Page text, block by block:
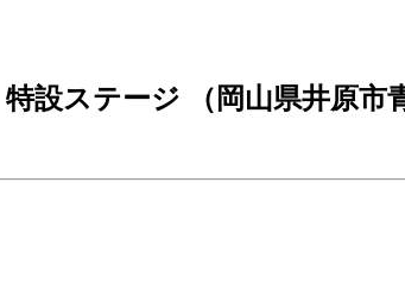
ステージ （岡山県井原市青